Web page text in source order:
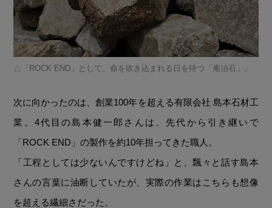
「ROCK END」として、命を吹き込まれる日を待つ「庵治石」。
次に向かったのは、創業100年を超える有限会社 島本石材工
業。4代目の島本健一郎さんは、先代から引き継いで
「ROCK END」の製作を約10年担ってきた職人。
「工程としては少ないんですけどね」と、飄々と話す島本
さんの言葉に油断していたが、実際の作業はこちらも想像
を超える繊細さだった。